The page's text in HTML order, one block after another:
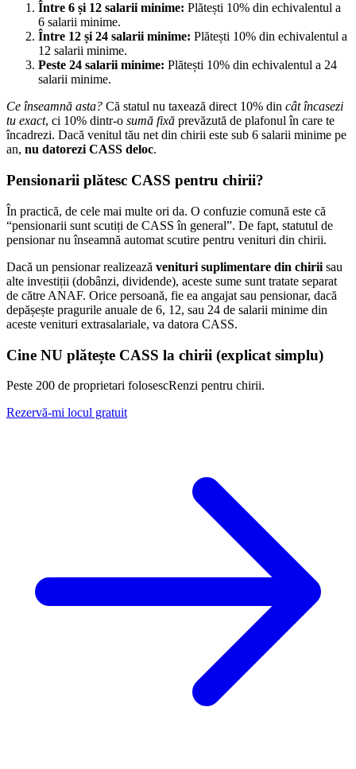
Între 6 și 12 salarii minime: Plătești 10% din echivalentul a
6 salarii minime.
Între 12 și 24 salarii minime: Plătești 10% din echivalentul a
12 salarii minime.
Peste 24 salarii minime: Plătești 10% din echivalentul a 24
salarii minime.
Ce înseamnă asta? Că statul nu taxează direct 10% din cât încasezi
tu exact, ci 10% dintr-o sumă fixă prevăzută de plafonul în care te
încadrezi. Dacă venitul tău net din chirii este sub 6 salarii minime pe
an, nu datorezi CASS deloc.
Pensionarii plătesc CASS pentru chirii?
În practică, de cele mai multe ori da. O confuzie comună este că
“pensionarii sunt scutiți de CASS în general”. De fapt, statutul de
pensionar nu înseamnă automat scutire pentru venituri din chirii.
Dacă un pensionar realizează venituri suplimentare din chirii sau
alte investiții (dobânzi, dividende), aceste sume sunt tratate separat
de către ANAF. Orice persoană, fie ea angajat sau pensionar, dacă
depășește pragurile anuale de 6, 12, sau 24 de salarii minime din
aceste venituri extrasalariale, va datora CASS.
Cine NU plătește CASS la chirii (explicat simplu)
Peste 200 de proprietari folosescRenzi pentru chirii.
Rezervă-mi locul gratuit